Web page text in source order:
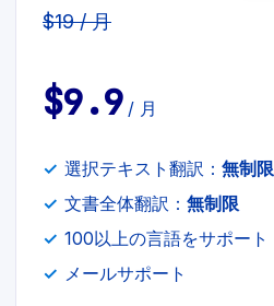
$19 / 月
$9.9 / 月
選択テキスト翻訳： 無制限
文書全体翻訳： 無制限
100以上の言語をサポート
メールサポート